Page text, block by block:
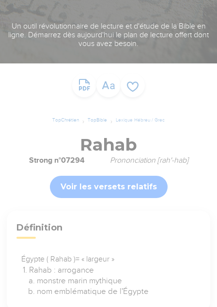
Un outil révolutionnaire de lecture et d'étude de la Bible en
ligne. Démarrez dès aujourd'hui le plan de lecture offert dont
vous avez besoin.
TopChrétien TopBible Lexique Hébreu / Grec
Rahab
Strong n°07294 Prononciation [rah'-hab]
Voir les versets relatifs
Définition
Égypte ( Rahab )= « largeur »
Rahab : arrogance
monstre marin mythique
nom emblématique de l'Égypte